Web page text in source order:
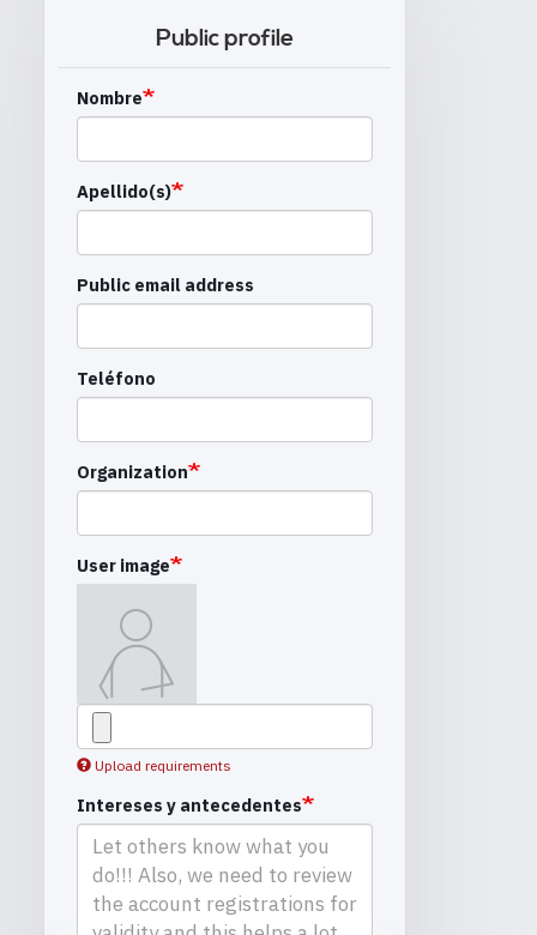
Public profile
Nombre
Apellido(s)
Public email address
Teléfono
Organization
User image
Upload requirements
Intereses y antecedentes